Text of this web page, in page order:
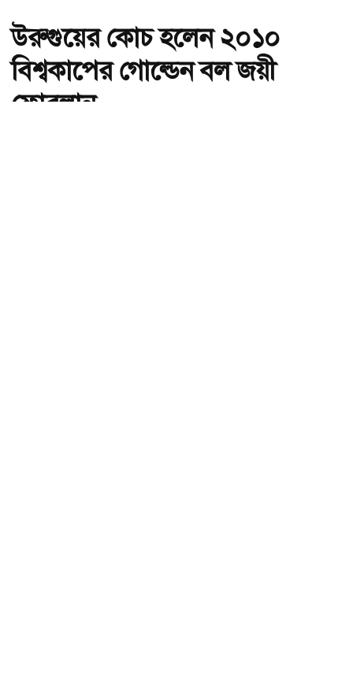
উরুগুয়ের কোচ হলেন ২০১০
বিশ্বকাপের গোল্ডেন বল জয়ী
ফোরলান